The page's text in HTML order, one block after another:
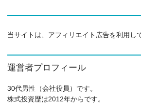
当サイトは、アフィリエイト広告を利用し
運営者プロフィール
30代男性（会社役員）です。
株式投資歴は2012年からです。